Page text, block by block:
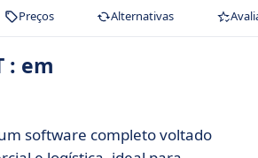
Preços Alternativas
: em
um software completo voltado